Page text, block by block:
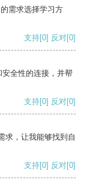
需求选择学习方
支持[0] 反对[0]
全性的连接，并帮
支持[0] 反对[0]
求，让我能够找到自
支持[0] 反对[0]